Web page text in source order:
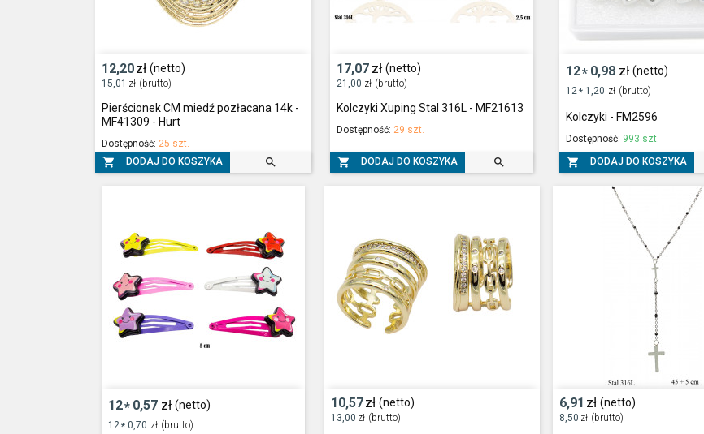
12,20zł (netto)
15,01 zł (brutto)
Pierścionek CM miedź pozłacana 14k -
MF41309 - Hurt
Dostępność: 25 szt.
 DODAJ DO KOSZYKA 
17,07 zł (netto)
21,00 zł (brutto)
Kolczyki Xuping Stal 316L - MF21613
Dostępność: 29 szt.
 DODAJ DO KOSZYKA 
12* 0,98 zł (netto)
12 * 1,20 zł (brutto)
Kolczyki - FM2596
Dostępność: 993 szt.
 DODAJ DO KOSZYKA
12* 0,57 zł (netto)
12 * 0,70 zł (brutto)
10,57zł (netto)
13,00 zł (brutto)
6,91 zł (netto)
8,50 zł (brutto)